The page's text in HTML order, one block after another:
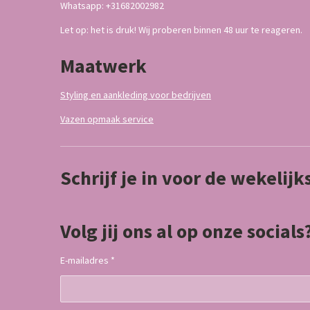
Whatsapp: +31682002982
Let op: het is druk! Wij proberen binnen 48 uur te reageren.
Maatwerk
Styling en aankleding voor bedrijven
Vazen opmaak service
Schrijf je in voor de
Volg jij ons al op onze
E-mailadres *